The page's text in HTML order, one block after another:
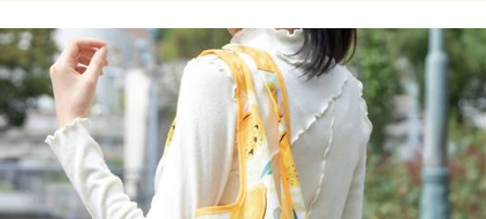
メンズ下着
ジュニア・ティーンズ下着
メンズファッション
メンズ下着
家電・雑貨すべて
家電
キッチン・雑貨・日用品
寝具・インテリア・家具
寝具・インテリア・家具通販すべて
家具・収納
美容・健康
美容・健康通販すべて
制服・スクール
ジュニア・ティーンズ下着
メンズ下着
家電
キッチン・雑貨・日用品
寝具・インテリア・家具通販すべて
家具・収納
寝具・ベッド
美容・健康
美容・健康通販すべて
美容・健康・サプリメント
制服・スクール
制服・スクールすべて
大きいサイズ